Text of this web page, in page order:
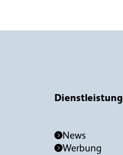
News
Werbung